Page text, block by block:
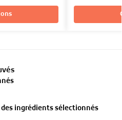
ingrédients sélectionnés